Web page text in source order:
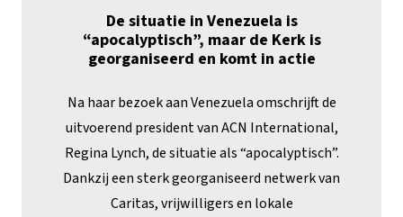
De situatie in Venezuela is
“apocalyptisch”, maar de Kerk is
georganiseerd en komt in actie
Na haar bezoek aan Venezuela omschrijft de
uitvoerend president van ACN International,
Regina Lynch, de situatie als “apocalyptisch”.
Dankzij een sterk georganiseerd netwerk van
Caritas, vrijwilligers en lokale